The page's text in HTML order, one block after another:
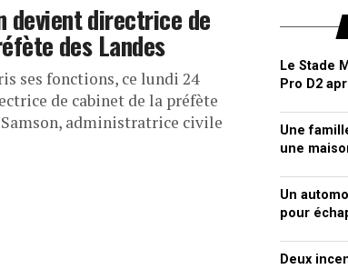
devient directrice de
des Landes
ses fonctions, ce lundi 24
de cabinet de la préfète
Samson, administratrice civile
Le Stade
Pro D2
Une
une
Un
pour
Deux